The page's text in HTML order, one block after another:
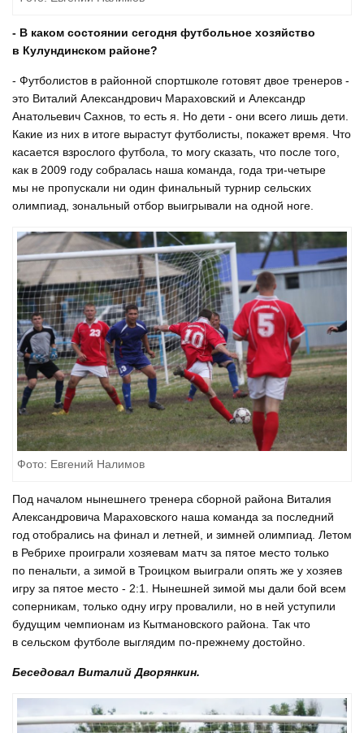
- В каком состоянии сегодня футбольное хозяйство
в Кулундинском районе?
- Футболистов в районной спортшколе готовят двое тренеров -
это Виталий Александрович Мараховский и Александр
Анатольевич Сахнов, то есть я. Но дети - они всего лишь дети.
Какие из них в итоге вырастут футболисты, покажет время. Что
касается взрослого футбола, то могу сказать, что после того,
как в 2009 году собралась наша команда, года три-четыре
мы не пропускали ни один финальный турнир сельских
олимпиад, зональный отбор выигрывали на одной ноге.
Фото: Евгений Налимов
Под началом нынешнего тренера сборной района Виталия
Александровича Мараховского наша команда за последний
год отобрались на финал и летней, и зимней олимпиад. Летом
в Ребрихе проиграли хозяевам матч за пятое место только
по пенальти, а зимой в Троицком выиграли опять же у хозяев
игру за пятое место - 2:1. Нынешней зимой мы дали бой всем
соперникам, только одну игру провалили, но в ней уступили
будущим чемпионам из Кытмановского района. Так что
в сельском футболе выглядим по-прежнему достойно.
Беседовал Виталий Дворянкин.